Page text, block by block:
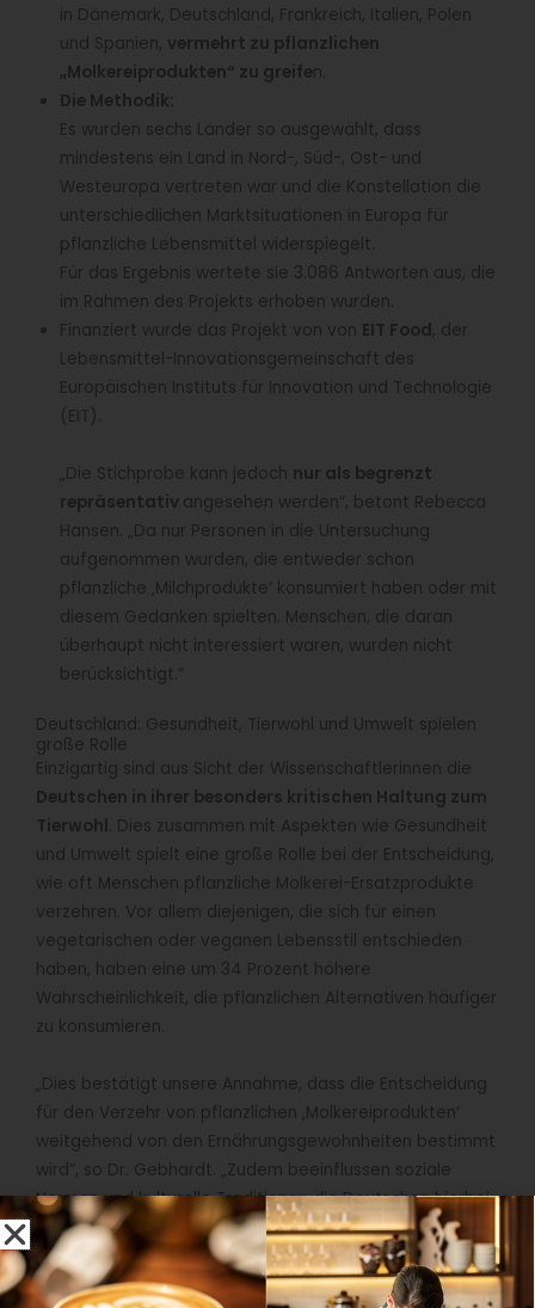
in Dänemark, Deutschland, Frankreich, Italien, Polen
und Spanien, vermehrt zu pflanzlichen
„Molkereiprodukten“ zu greifen.
Die Methodik:
Es wurden sechs Länder so ausgewählt, dass
mindestens ein Land in Nord-, Süd-, Ost- und
Westeuropa vertreten war und die Konstellation die
unterschiedlichen Marktsituationen in Europa für
pflanzliche Lebensmittel widerspiegelt.
Für das Ergebnis wertete sie 3.086 Antworten aus, die
im Rahmen des Projekts erhoben wurden.
Finanziert wurde das Projekt von von EIT Food, der
Lebensmittel-Innovationsgemeinschaft des
Europäischen Instituts für Innovation und Technologie
(EIT).
„Die Stichprobe kann jedoch nur als begrenzt
repräsentativ angesehen werden“, betont Rebecca
Hansen. „Da nur Personen in die Untersuchung
aufgenommen wurden, die entweder schon
pflanzliche ‚Milchprodukte‘ konsumiert haben oder mit
diesem Gedanken spielten. Menschen, die daran
überhaupt nicht interessiert waren, wurden nicht
berücksichtigt.“
Deutschland: Gesundheit, Tierwohl und Umwelt spielen
große Rolle
Einzigartig sind aus Sicht der Wissenschaftlerinnen die
Deutschen in ihrer besonders kritischen Haltung zum
Tierwohl . Dies zusammen mit Aspekten wie Gesundheit
und Umwelt spielt eine große Rolle bei der Entscheidung,
wie oft Menschen pflanzliche Molkerei-Ersatzprodukte
verzehren. Vor allem diejenigen, die sich für einen
vegetarischen oder veganen Lebensstil entschieden
haben, haben eine um 34 Prozent höhere
Wahrscheinlichkeit, die pflanzlichen Alternativen häufiger
zu konsumieren.
„Dies bestätigt unsere Annahme, dass die Entscheidung
für den Verzehr von pflanzlichen ‚Molkereiprodukten‘
weitgehend von den Ernährungsgewohnheiten bestimmt
wird“, so Dr. Gebhardt. „Zudem beeinflussen soziale
Normen und kulturelle Traditionen die Deutschen hierbei
weniger stark als die Menschen in den anderen Ländern.“